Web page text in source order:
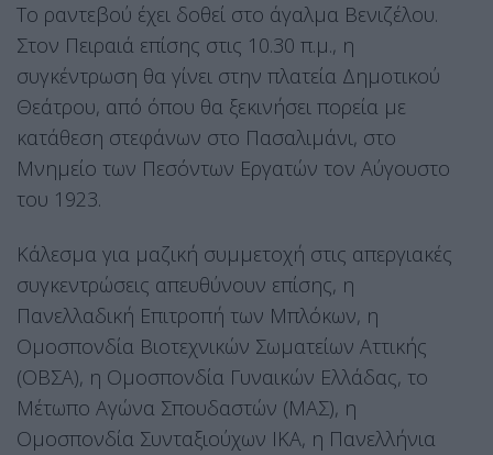
Το ραντεβού έχει δοθεί στο άγαλμα Βενιζέλου.
Στον Πειραιά επίσης στις 10.30 π.μ., η
συγκέντρωση θα γίνει στην πλατεία Δημοτικού
Θεάτρου, από όπου θα ξεκινήσει πορεία με
κατάθεση στεφάνων στο Πασαλιμάνι, στο
Μνημείο των Πεσόντων Εργατών τον Αύγουστο
του 1923.
Κάλεσμα για μαζική συμμετοχή στις απεργιακές
συγκεντρώσεις απευθύνουν επίσης, η
Πανελλαδική Επιτροπή των Μπλόκων, η
Ομοσπονδία Βιοτεχνικών Σωματείων Αττικής
(ΟΒΣΑ), η Ομοσπονδία Γυναικών Ελλάδας, το
Μέτωπο Αγώνα Σπουδαστών (ΜΑΣ), η
Ομοσπονδία Συνταξιούχων ΙΚΑ, η Πανελλήνια